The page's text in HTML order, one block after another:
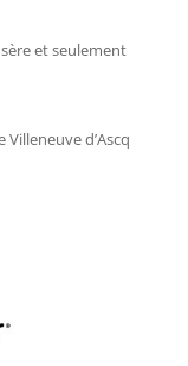
et seulement
Villeneuve d’Ascq